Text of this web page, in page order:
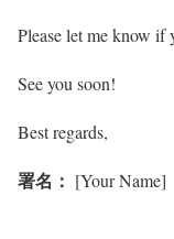
Please let me know if
See you soon!
Best regards,
署名： [Your Name]